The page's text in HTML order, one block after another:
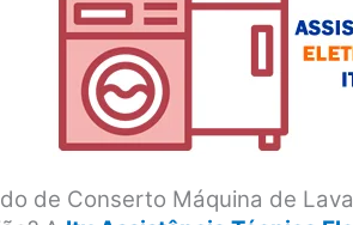
de Conserto Máquina de